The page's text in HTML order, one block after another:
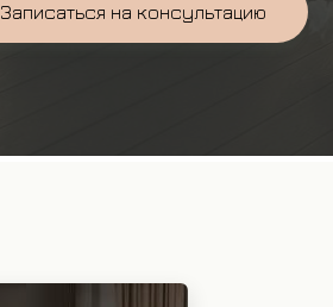
Записаться на консультацию